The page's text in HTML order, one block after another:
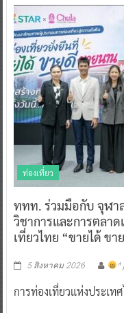
ท่องเที่ยว
ททท. ร่วมมือกับ จุฬา
วิชาการและการตลา
เที่ยวไทย “ขายได้ ขา
5 สิงหาคม 2026 ^
การท่องเที่ยวแห่งประเท